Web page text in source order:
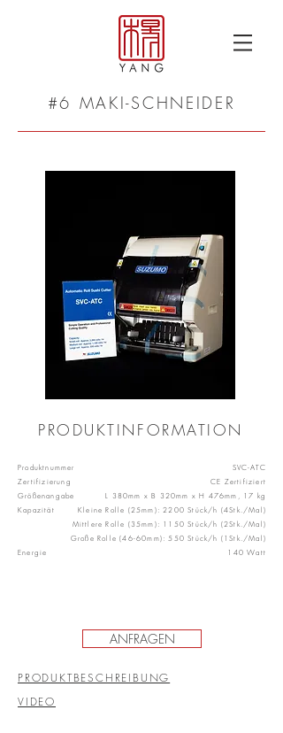
#6 MAKI-SCHNEIDER
PRODUKTINFORMATION
Produktnummer
Zertifizierung
Größenangabe
Kapazität
Energie
SVC-ATC
CE Zertifiziert
L 380mm x B 320mm x H 476mm, 17 kg
Kleine Rolle (25mm): 2200 Stück/h (4Stk./Mal)
Mittlere Rolle (35mm): 1150 Stück/h (2Stk./Mal)
Große Rolle (46-60mm): 550 Stück/h (1Stk./Mal)
140 Watt
ANFRAGEN
PRODUKTBESCHREIBUNG
VIDEO